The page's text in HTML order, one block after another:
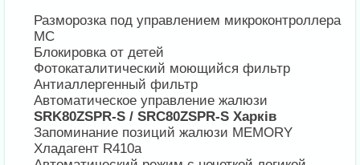
Разморозка под управлением микроконтроллера
MC
Блокировка от детей
Фотокаталитический моющийся фильтр
Антиаллергенный фильтр
Автоматическое управление жалюзи
SRK80ZSPR-S / SRC80ZSPR-S Харків
Запоминание позиций жалюзи MEMORY
Хладагент R410a